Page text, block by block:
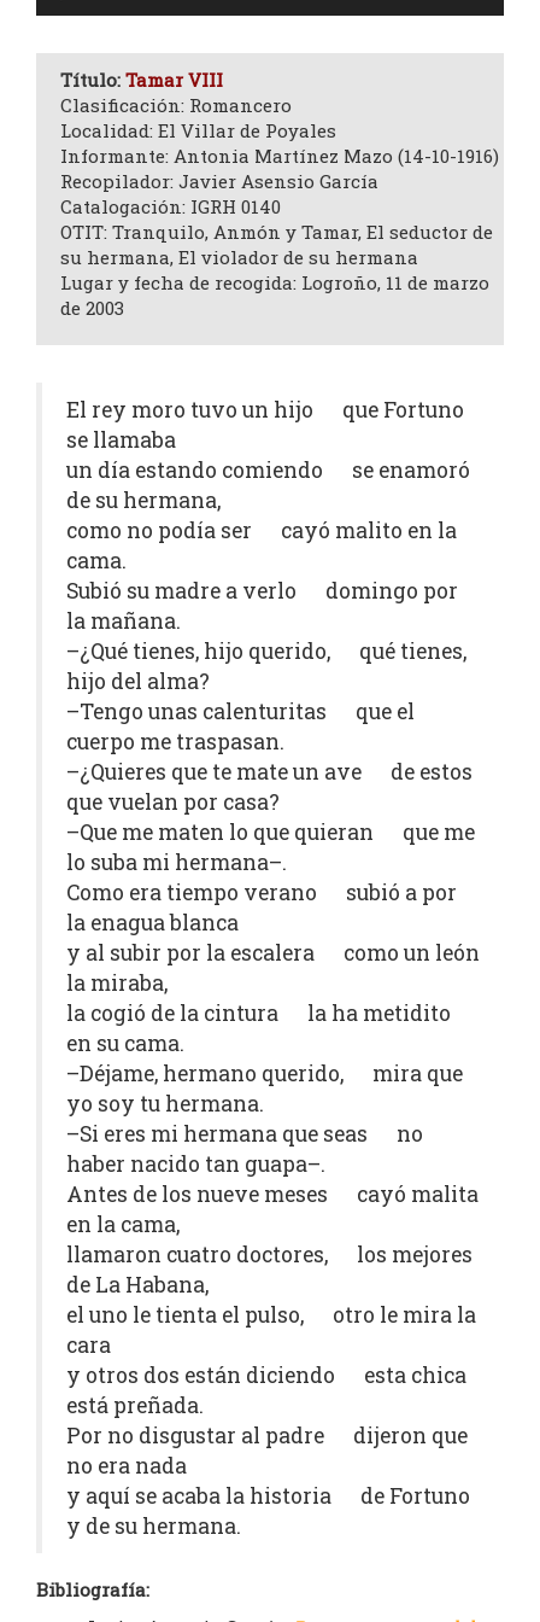
Título: Tamar VIII
Clasificación: Romancero
Localidad: El Villar de Poyales
Informante: Antonia Martínez Mazo (14-10-1916)
Recopilador: Javier Asensio García
Catalogación: IGRH 0140
OTIT: Tranquilo, Anmón y Tamar, El seductor de
su hermana, El violador de su hermana
Lugar y fecha de recogida: Logroño, 11 de marzo
de 2003
El rey moro tuvo un hijo que Fortuno
se llamaba
un día estando comiendo se enamoró
de su hermana,
como no podía ser cayó malito en la
cama.
Subió su madre a verlo domingo por
la mañana.
–¿Qué tienes, hijo querido, qué tienes,
hijo del alma?
–Tengo unas calenturitas que el
cuerpo me traspasan.
–¿Quieres que te mate un ave de estos
que vuelan por casa?
–Que me maten lo que quieran que me
lo suba mi hermana–.
Como era tiempo verano subió a por
la enagua blanca
y al subir por la escalera como un león
la miraba,
la cogió de la cintura la ha metidito
en su cama.
–Déjame, hermano querido, mira que
yo soy tu hermana.
–Si eres mi hermana que seas no
haber nacido tan guapa–.
Antes de los nueve meses cayó malita
en la cama,
llamaron cuatro doctores, los mejores
de La Habana,
el uno le tienta el pulso, otro le mira la
cara
y otros dos están diciendo esta chica
está preñada.
Por no disgustar al padre dijeron que
no era nada
y aquí se acaba la historia de Fortuno
y de su hermana.
Bibliografía: